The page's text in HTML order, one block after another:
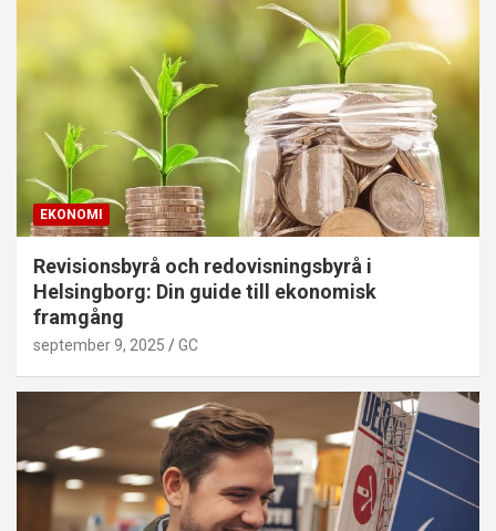
EKONOMI
Revisionsbyrå och redovisningsbyrå i
Helsingborg: Din guide till ekonomisk
framgång
september 9, 2025 GC